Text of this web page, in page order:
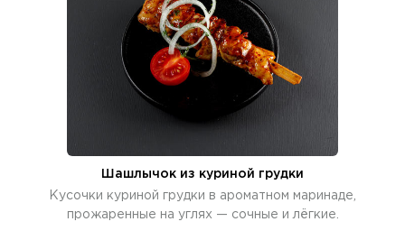
Шашлычок из куриной грудки
Кусочки куриной грудки в ароматном маринаде,
прожаренные на углях — сочные и лёгкие.